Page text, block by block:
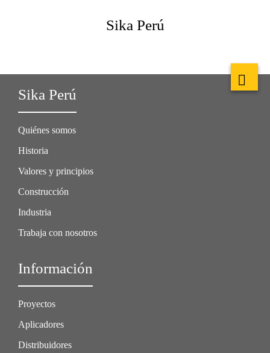
Sika Perú
Sika Perú
Quiénes somos
Historia
Valores y principios
Construcción
Industria
Trabaja con nosotros
Información
Proyectos
Aplicadores
Distribuidores